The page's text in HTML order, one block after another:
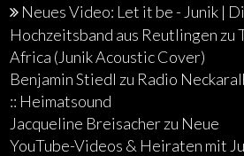
Neues Video: Let it be - Junik |
Hochzeitsband aus Reutlingen zu
Africa (Junik Acoustic Cover)
Benjamin Stiedl zu Radio
:: Heimatsound
Jacqueline Breisacherzu Neue
YouTube-Videos & Heiraten mit